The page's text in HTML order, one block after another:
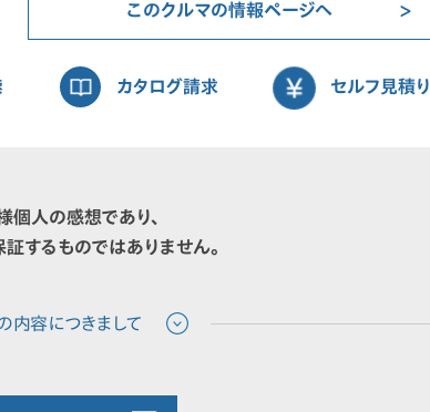
このクルマの情報ページへ
カタログ請求 セルフ見積り
個人の感想であり、
するものではありません。